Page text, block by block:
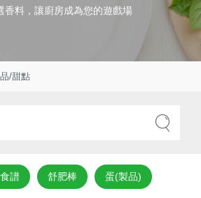
香料，讓廚房成為您的遊戲場
/甜點
譜 舒肥棒 蛋(製品)